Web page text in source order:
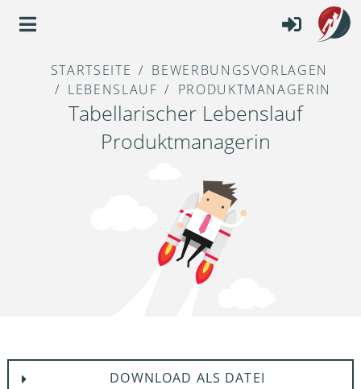
STARTSEITE
BEWERBUNGSVORLAGEN
LEBENSLAUF
PRODUKTMANAGERIN
Tabellarischer Lebenslauf
Produktmanagerin
DOWNLOAD ALS DATEI